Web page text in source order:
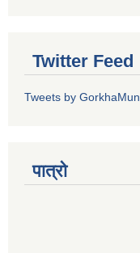
Twitter Feed
Tweets by GorkhaMun
पात्रो